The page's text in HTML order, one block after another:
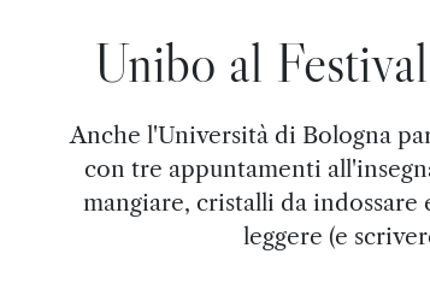
Unibo al
Anche l'Università di Bologna
con tre appuntamenti
mangiare, cristalli da
leggere (e